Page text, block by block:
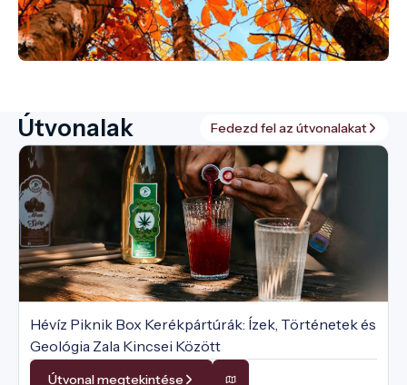
Útvonalak Fedezd fel az útvonalakat
Hévíz Piknik Box Kerékpártúrák: Ízek, Történetek és
Geológia Zala Kincsei Között
Útvonal megtekintése